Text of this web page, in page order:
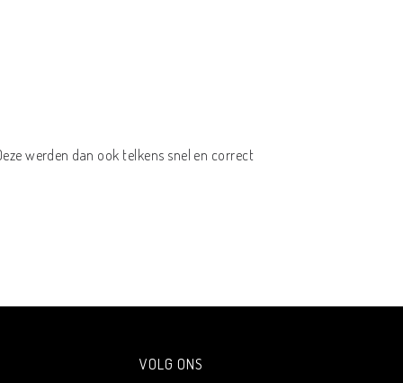
werden dan ook telkens snel en correct
VOLG ONS